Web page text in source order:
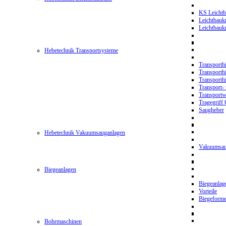
KS
Hebetechnik Transportsysteme
Transport-
Tragegriff
Saugheber
Hebetechnik Vakuumsauganlagen
Biegeanlagen
Vorteile
Bohrmaschinen